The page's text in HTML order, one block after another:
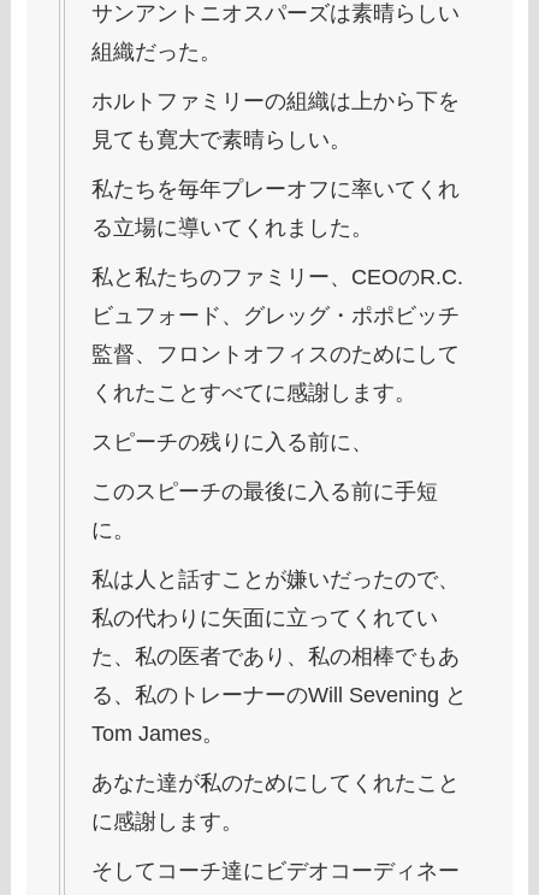
サンアントニオスパーズは素晴らしい
組織だった。
ホルトファミリーの組織は上から下を
見ても寛大で素晴らしい。
私たちを毎年プレーオフに率いてくれ
る立場に導いてくれました。
私と私たちのファミリー、CEOのR.C.
ビュフォード、グレッグ・ポポビッチ
監督、フロントオフィスのためにして
くれたことすべてに感謝します。
スピーチの残りに入る前に、
このスピーチの最後に入る前に手短
に。
私は人と話すことが嫌いだったので、
私の代わりに矢面に立ってくれてい
た、私の医者であり、私の相棒でもあ
る、私のトレーナーのWill Sevening と
Tom James。
あなた達が私のためにしてくれたこと
に感謝します。
そしてコーチ達にビデオコーディネー